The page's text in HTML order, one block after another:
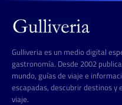
Gulliveria es un medio digital
gastronomía. Desde 2002
mundo, guías de viaje e
escapadas, descubrir destinos
viaje.